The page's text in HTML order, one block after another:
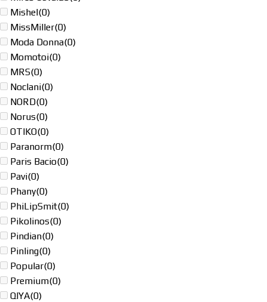
Mishel(0)
MissMiller(0)
Moda Donna(0)
Momotoi(0)
MRS(0)
Noclani(0)
NORD(0)
Norus(0)
OTIKO(0)
Paranorm(0)
Paris Bacio(0)
Pavi(0)
Phany(0)
PhiLipSmit(0)
Pikolinos(0)
Pindian(0)
Pinling(0)
Popular(0)
Premium(0)
QIYA(0)